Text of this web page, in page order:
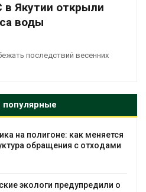
Якутии открыли
воды
последствий весенних
Минприроды
строительство